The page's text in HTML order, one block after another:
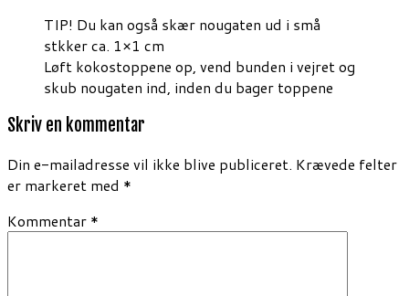
TIP! Du kan også skær nougaten ud i små
stkker ca. 1×1 cm
Løft kokostoppene op, vend bunden i vejret og
skub nougaten ind, inden du bager toppene
Skriv en kommentar
Din e-mailadresse vil ikke blive publiceret. Krævede felter
er markeret med *
Kommentar *